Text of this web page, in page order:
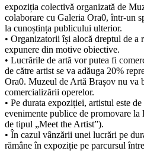
expoziția colectivă organizată de
colaborare cu Galeria Ora0, într-un
la cunoștința publicului ulterior.
• Organizatorii își alocă dreptul de a
expunere din motive obiective.
• Lucrările de artă vor putea fi
de către artist se va adăuga 20%
Ora0. Muzeul de Artă Brașov nu va
comercializării operelor.
• Pe durata expoziției, artistul este
evenimente publice de promovare la
de tipul „Meet the Artist”).
• În cazul vânzării unei lucrări pe
rămâne în expoziție pe parcursul